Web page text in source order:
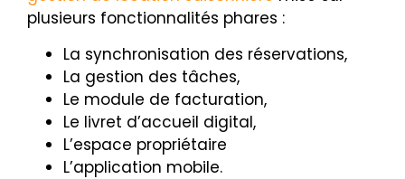
plusieurs fonctionnalités phares :
La synchronisation des réservations,
La gestion des tâches,
Le module de facturation,
Le livret d’accueil digital,
L’espace propriétaire
L’application mobile.